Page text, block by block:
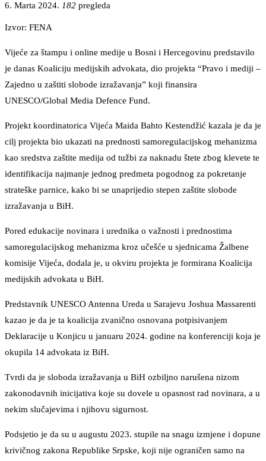
6. Marta 2024. 182 pregleda
Izvor: FENA
Vijeće za štampu i online medije u Bosni i Hercegovinu predstavilo
je danas Koaliciju medijskih advokata, dio projekta “Pravo i mediji –
Zajedno u zaštiti slobode izražavanja” koji finansira
UNESCO/Global Media Defence Fund.
Projekt koordinatorica Vijeća Maida Bahto Kestendžić kazala je da je
cilj projekta bio ukazati na prednosti samoregulacijskog mehanizma
kao sredstva zaštite medija od tužbi za naknadu štete zbog klevete te
identifikacija najmanje jednog predmeta pogodnog za pokretanje
strateške parnice, kako bi se unaprijedio stepen zaštite slobode
izražavanja u BiH.
Pored edukacije novinara i urednika o važnosti i prednostima
samoregulacijskog mehanizma kroz učešće u sjednicama Žalbene
komisije Vijeća, dodala je, u okviru projekta je formirana Koalicija
medijskih advokata u BiH.
Predstavnik UNESCO Antenna Ureda u Sarajevu Joshua Massarenti
kazao je da je ta koalicija zvanično osnovana potpisivanjem
Deklaracije u Konjicu u januaru 2024. godine na konferenciji koja je
okupila 14 advokata iz BiH.
Tvrdi da je sloboda izražavanja u BiH ozbiljno narušena nizom
zakonodavnih inicijativa koje su dovele u opasnost rad novinara, a u
nekim slučajevima i njihovu sigurnost.
Podsjetio je da su u augustu 2023. stupile na snagu izmjene i dopune
krivičnog zakona Republike Srpske, koji nije ograničen samo na